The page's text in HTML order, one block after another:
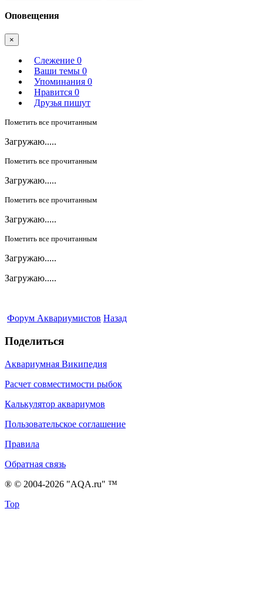
Оповещения
×
Слежение 0
Ваши темы 0
Упоминания 0
Нравится 0
Друзья пишут
Пометить все прочитанным
Загружаю.....
Пометить все прочитанным
Загружаю.....
Пометить все прочитанным
Загружаю.....
Пометить все прочитанным
Загружаю.....
Загружаю.....
Форум Аквариумистов Назад
Поделиться
Аквариумная Википедия
Расчет совместимости рыбок
Калькулятор аквариумов
Пользовательское соглашение
Правила
Обратная связь
® © 2004-2026 "AQA.ru" ™
Top